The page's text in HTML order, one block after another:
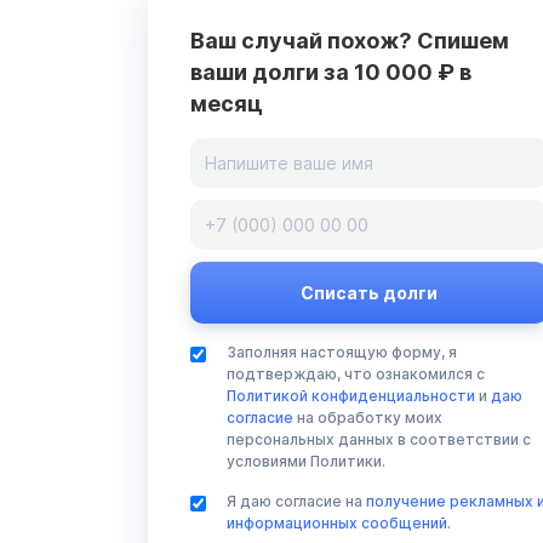
Ваш случай похож? Спишем
ваши долги за 10 000 ₽ в
месяц
Заполняя настоящую форму, я
подтверждаю, что ознакомился с
Политикой конфиденциальности и даю
согласие на обработку моих
персональных данных в соответствии с
условиями Политики.
Я даю согласие на получение рекламных
информационных сообщений.